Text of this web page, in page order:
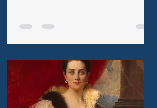
vooral wordt gewaardeerd om zijn
tekeningen van klassieke sculpturen
in Rome tussen 1532 en 1536. Minder
bekend is dat hij ook altaarstukken
vervaardigde, waarvoor hij werkte met
gedetailleerde voortekeningen. Juist